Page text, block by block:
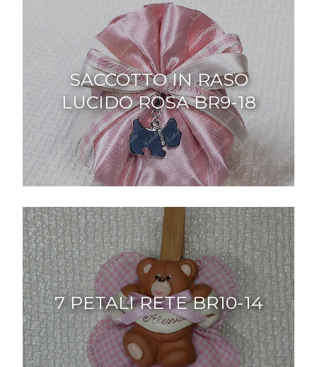
SACCOTTO IN RASO
LUCIDO ROSA BR9-18
7 PETALI RETE BR10-14